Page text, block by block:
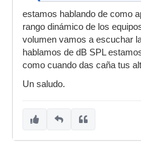
tan solo estas dos
una idea del RMS final
estamos hablando de como
rango dinámico de los
volumen vamos a escuchar
hablamos de dB SPL
como cuando das caña tus
Un saludo.